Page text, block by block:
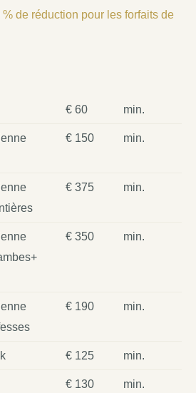
de réduction pour les forfaits de
€ 60 min.
€ 150 min.
€ 375 min.
€ 350 min.
€ 190 min.
€ 125 min.
€ 130 min.